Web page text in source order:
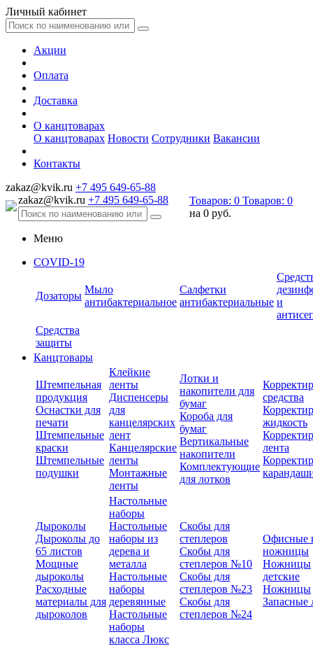
Личный кабинет
Акции
Оплата
Доставка
О канцтоварах
О канцтоварах Новости Сотрудники Вакансии
Контакты
zakaz@kvik.ru +7 495 649-65-88
zakaz@kvik.ru +7 495 649-65-88 Товаров: 0 Товаров: 0
на 0 руб.
Меню
COVID-19
Дозаторы
Мыло
антибактериальное
Салфетки
антибактериальные и
Средства
защиты
Канцтовары
Штемпельная
продукция
Оснастки для
печати
Штемпельные
краски
Штемпельные
подушки
Клейкие
ленты
Диспенсеры
для
канцелярских
лент
Канцелярские
ленты
Монтажные
ленты
Лотки и
накопители для
бумаг
Короба для
бумаг
Вертикальные
накопители
Комплектующие
для лотков
средства
жидкость
лента
Дыроколы
Дыроколы до
65 листов
Мощные
дыроколы
Расходные
материалы для
дыроколов
Настольные
наборы
Настольные
наборы из
дерева и
металла
Настольные
наборы
деревянные
Настольные
наборы
класса Люкс
Скобы для
степлеров
Скобы для
степлеров №10
Скобы для
степлеров №23
Скобы для
степлеров №24
Офисные
ножницы
Ножницы
детские
Ножницы
Запасные